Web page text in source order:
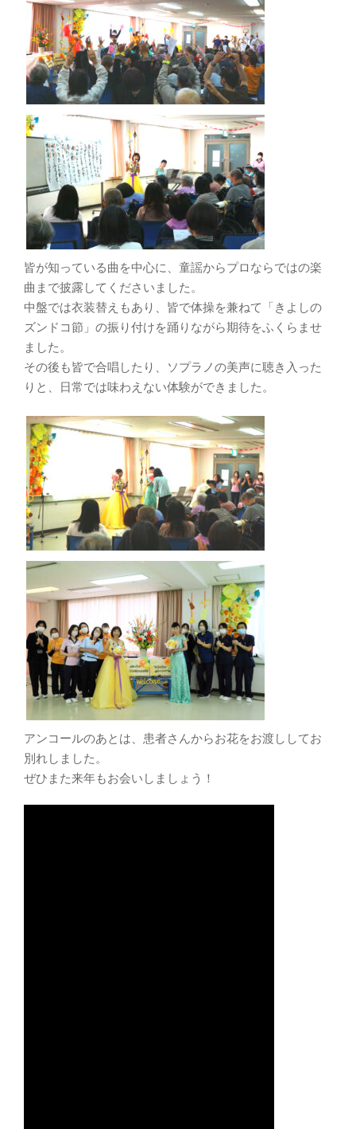
皆が知っている曲を中心に、童謡からプロならではの楽
曲まで披露してくださいました。
中盤では衣装替えもあり、皆で体操を兼ねて「きよしの
ズンドコ節」の振り付けを踊りながら期待をふくらませ
ました。
その後も皆で合唱したり、ソプラノの美声に聴き入った
りと、日常では味わえない体験ができました。
アンコールのあとは、患者さんからお花をお渡ししてお
別れしました。
ぜひまた来年もお会いしましょう！